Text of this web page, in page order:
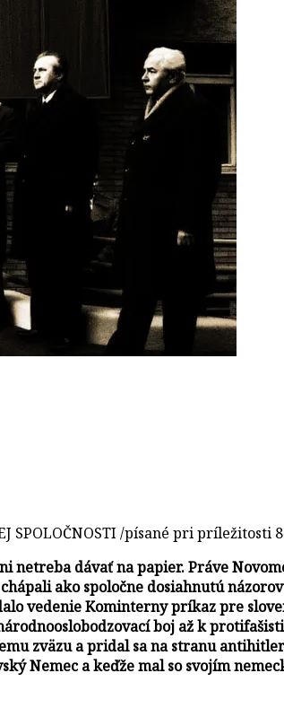
SPOLOČNOSTI /písané pri príležitosti
netreba dávať na papier. Práve
ako spoločne dosiahnutú
vedenie Kominterny príkaz pre
boj až k
zväzu a pridal sa na stranu
Nemec a keďže mal so svojím